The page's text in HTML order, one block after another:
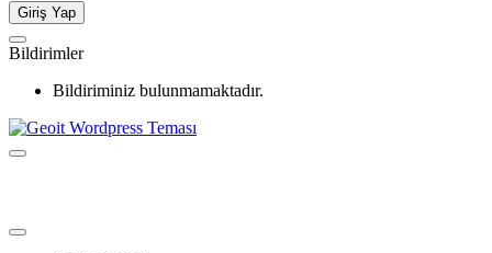
Giriş Yap
Bildirimler
Bildiriminiz bulunmamaktadır.